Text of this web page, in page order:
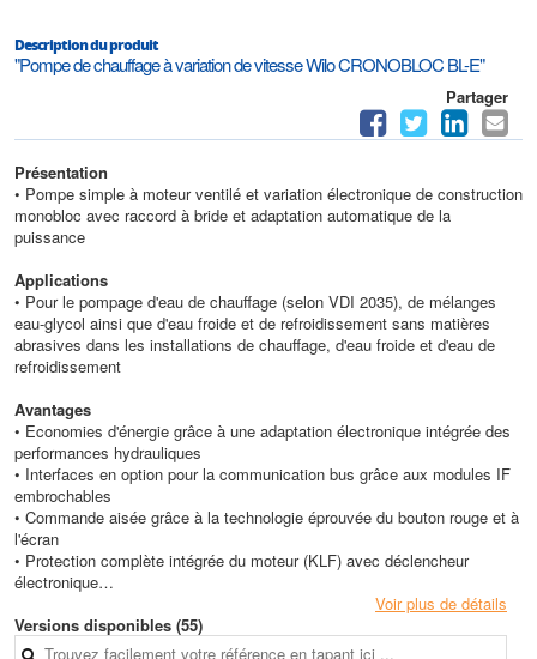
Description du produit
"Pompe de chauffage à variation de vitesse Wilo CRONOBLOC BL-E"
Partager
Présentation
• Pompe simple à moteur ventilé et variation électronique de construction
monobloc avec raccord à bride et adaptation automatique de la
puissance
Applications
• Pour le pompage d'eau de chauffage (selon VDI 2035), de mélanges
eau-glycol ainsi que d'eau froide et de refroidissement sans matières
abrasives dans les installations de chauffage, d'eau froide et d'eau de
refroidissement
Avantages
• Economies d'énergie grâce à une adaptation électronique intégrée des
performances hydrauliques
• Interfaces en option pour la communication bus grâce aux modules IF
embrochables
• Commande aisée grâce à la technologie éprouvée du bouton rouge et à
l'écran
• Protection complète intégrée du moteur (KLF) avec déclencheur
électronique
• Bonne adaptation aux besoins des utilisateurs par ses performances et
ses dimensions normalisées selon EN 733 (DIN pour pompes
normalisées)
Voir plus de détails
Versions disponibles (55)